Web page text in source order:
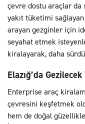
çevre dostu araçlar
yakıt tüketimi
arayan gezginler için
seyahat etmek
kiralayarak, daha
Elazığ’da
Enterprise araç
çevresini keşfetmek
hem de doğal